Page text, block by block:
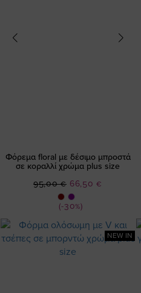
Φόρεμα floral με δέσιμο μπροστά
σε κοραλλί χρώμα plus size
(-30%)
Ειδική
Τιμή
66,50 €
95,00 €
NEW IN